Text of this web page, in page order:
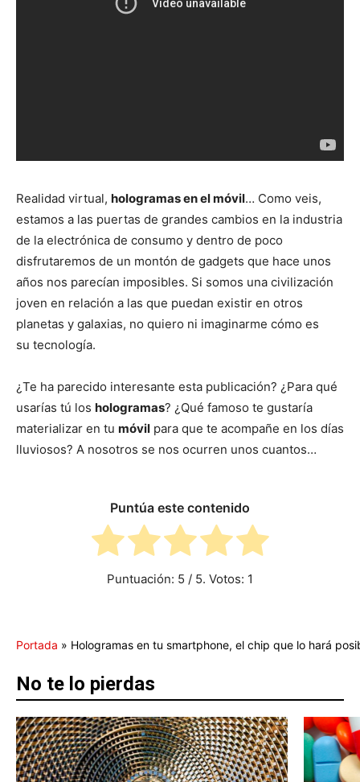
Realidad virtual, hologramas en el móvil… Como veis,
estamos a las puertas de grandes cambios en la industria
de la electrónica de consumo y dentro de poco
disfrutaremos de un montón de gadgets que hace unos
años nos parecían imposibles. Si somos una civilización
joven en relación a las que puedan existir en otros
planetas y galaxias, no quiero ni imaginarme cómo es
su tecnología.
¿Te ha parecido interesante esta publicación? ¿Para qué
usarías tú los hologramas? ¿Qué famoso te gustaría
materializar en tu móvil para que te acompañe en los días
lluviosos? A nosotros se nos ocurren unos cuantos…
Puntúa este contenido
Puntuación: 5 / 5. Votos: 1
Portada » Hologramas en tu smartphone, el chip que lo hará
No te lo pierdas